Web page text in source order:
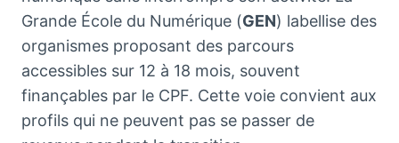
Grande École du Numérique (GEN) labellise des
organismes proposant des parcours
accessibles sur 12 à 18 mois, souvent
finançables par le CPF. Cette voie convient aux
profils qui ne peuvent pas se passer de